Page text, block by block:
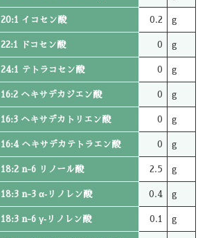
20:1 イコセン酸 0.2 g
22:1 ドコセン酸 0 g
24:1 テトラコセン酸 0 g
16:2 ヘキサデカジエン酸 0 g
16:3 ヘキサデカトリエン酸 0 g
16:4 ヘキサデカテトラエン酸 0 g
18:2 n-6 リノール酸 2.5 g
18:3 n-3 α‐リノレン酸 0.4 g
18:3 n-6 γ‐リノレン酸 0.1 g